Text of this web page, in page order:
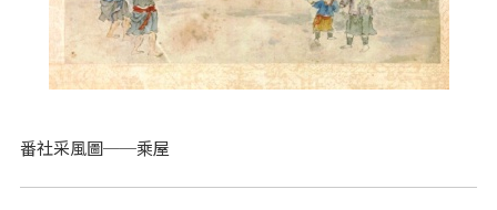
番社采風圖──乘屋